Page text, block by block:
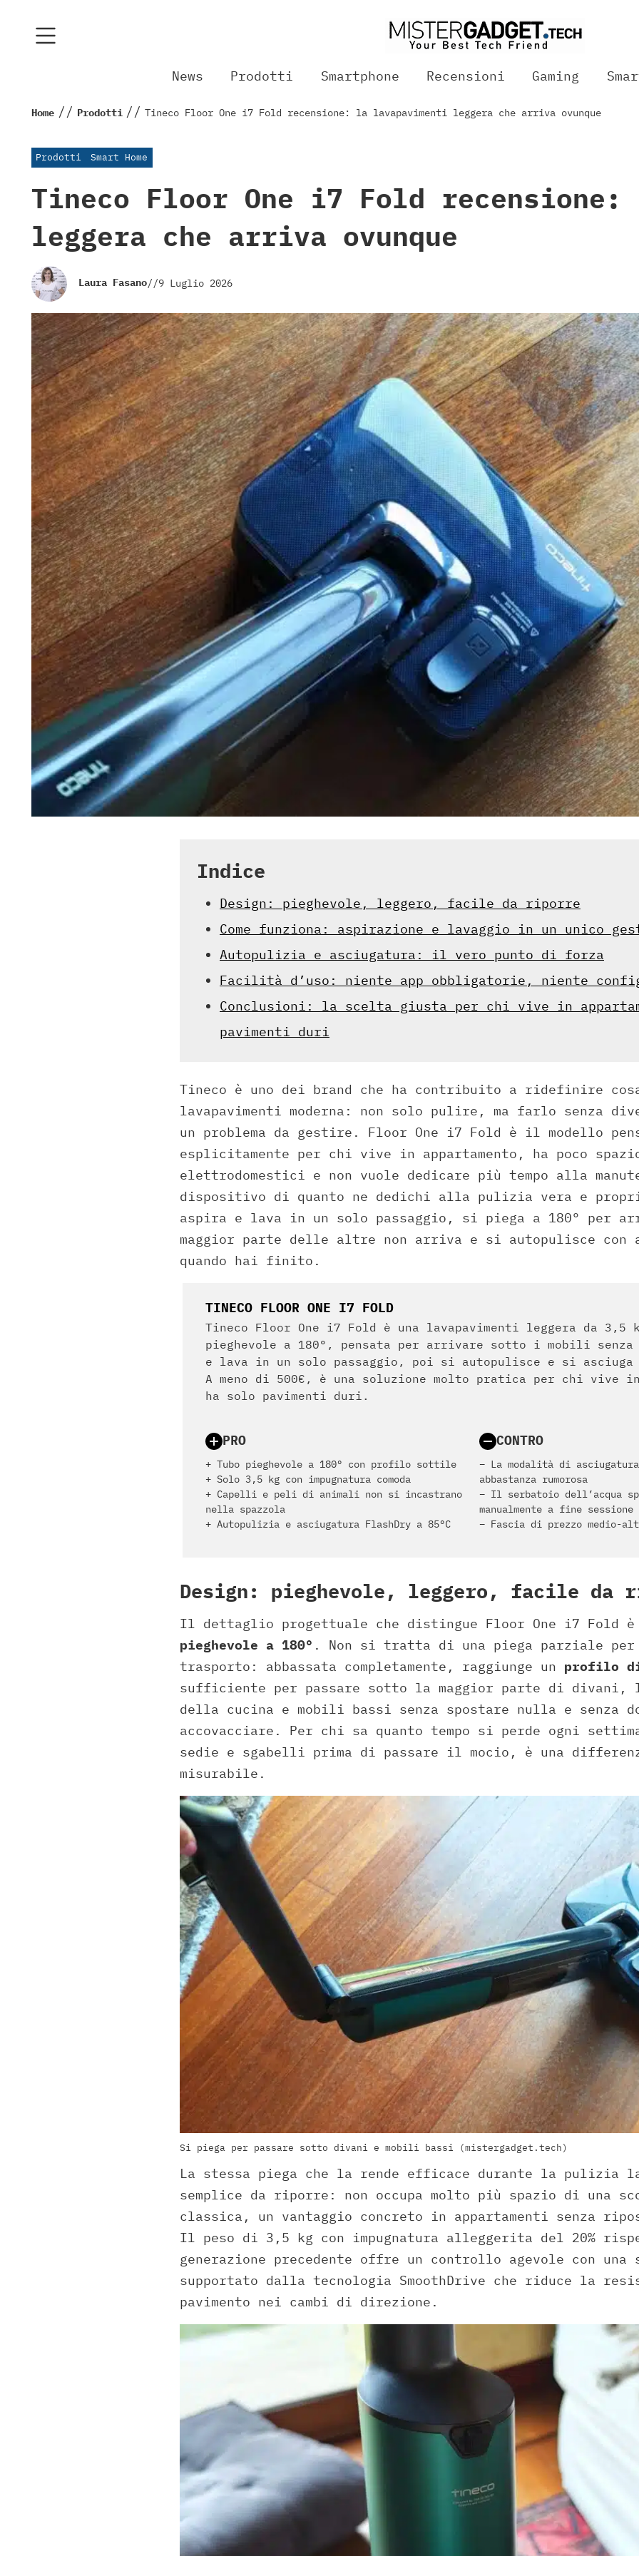
News Prodotti Smartphone Recensioni Gaming
Home // Prodotti // Tineco Floor One i7 Fold recensione: la lavapavimenti leggera che arriva ovunque
Prodotti Smart Home
Tineco Floor One i7 Fold
leggera che arriva ovunque
Laura Fasano//9 Luglio 2026
Indice
Design: pieghevole, leggero, facile da riporre
Come funziona: aspirazione e lavaggio in un unico
Autopulizia e asciugatura: il vero punto di forza
Facilità d’uso: niente app obbligatorie, niente
Conclusioni: la scelta giusta per chi vive in
pavimenti duri
Tineco è uno dei brand che ha contribuito a ridefinire
lavapavimenti moderna: non solo pulire, ma farlo senza
un problema da gestire. Floor One i7 Fold è il modello
esplicitamente per chi vive in appartamento, ha poco
elettrodomestici e non vuole dedicare più tempo alla
dispositivo di quanto ne dedichi alla pulizia vera e
aspira e lava in un solo passaggio, si piega a 180° per
maggior parte delle altre non arriva e si autopulisce con
quando hai finito.
TINECO FLOOR ONE I7 FOLD
Tineco Floor One i7 Fold è una lavapavimenti leggera da 3,5
pieghevole a 180°, pensata per arrivare sotto i mobili
e lava in un solo passaggio, poi si autopulisce e si asciuga
A meno di 500€, è una soluzione molto pratica per chi vive in
ha solo pavimenti duri.
PRO
+ Tubo pieghevole a 180° con profilo sottile
+ Solo 3,5 kg con impugnatura comoda
+ Capelli e peli di animali non si incastrano
nella spazzola
+ Autopulizia e asciugatura FlashDry a 85°C
CONTRO
– La modalità di
abbastanza rumorosa
– Il serbatoio dell’acqua
manualmente a fine sessione
– Fascia di prezzo medio-
Design: pieghevole, leggero, facile da
Il dettaglio progettuale che distingue Floor One i7
pieghevole a 180° . Non si tratta di una piega parziale per
trasporto: abbassata completamente, raggiunge un profilo
sufficiente per passare sotto la maggior parte di
della cucina e mobili bassi senza spostare nulla e senza
accovacciare. Per chi sa quanto tempo si perde ogni
sedie e sgabelli prima di passare il mocio, è una
misurabile.
Si piega per passare sotto divani e mobili bassi (mistergadget.tech)
La stessa piega che la rende efficace durante la pulizia la
semplice da riporre: non occupa molto più spazio di una
classica, un vantaggio concreto in appartamenti senza
Il peso di 3,5 kg con impugnatura alleggerita del 20%
generazione precedente offre un controllo agevole con una
supportato dalla tecnologia SmoothDrive che riduce la
pavimento nei cambi di direzione.